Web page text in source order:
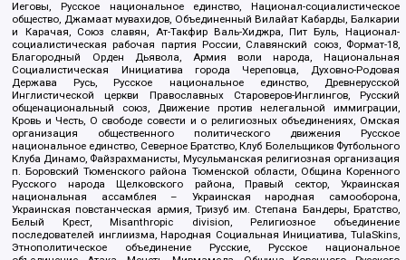
Иеговы, Русское национальное единство, Национал-социалистическое
общество, Джамаат мувахидов, Объединенный Вилайат Кабарды, Балкарии
и Карачая, Союз славян, Ат-Такфир Валь-Хиджра, Пит Буль, Национал-
социалистическая рабочая партия России, Славянский союз, Формат-18,
Благородный Орден Дьявола, Армия воли народа, Национальная
Социалистическая Инициатива города Череповца, Духовно-Родовая
Держава Русь, Русское национальное единство, Древнерусской
Инглистической церкви Православных Староверов-Инглингов, Русский
общенациональный союз, Движение против нелегальной иммиграции,
Кровь и Честь, О свободе совести и о религиозных объединениях, Омская
организация общественного политического движения Русское
национальное единство, Северное Братство, Клуб Болельщиков Футбольного
Клуба Динамо, Файзрахманисты, Мусульманская религиозная организация
п. Боровский Тюменского района Тюменской области, Община Коренного
Русского народа Щелковского района, Правый сектор, Украинская
национальная ассамблея – Украинская народная самооборона,
Украинская повстанческая армия, Тризуб им. Степана Бандеры, Братство,
Белый Крест, Misanthropic division, Религиозное объединение
последователей инглиизма, Народная Социальная Инициатива, TulaSkins,
Этнополитическое объединение Русские, Русское национальное